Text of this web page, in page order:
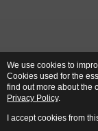
We use cookies to
Cookies used for the
find out more about the
Privacy Policy.
I accept cookies from